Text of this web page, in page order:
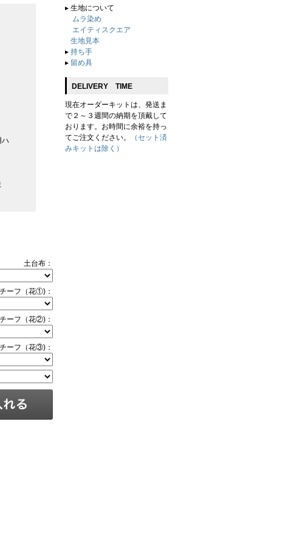
ハ
土台布：
ーフ（花①)：
ーフ（花②)：
ーフ（花③)：
▸ 生地について
ムラ染め
エイティスクエア
生地見本
▸ 持ち手
▸ 留め具
DELIVERY TIME
現在オーダーキットは、発送ま
で２～３週間の納期を頂戴して
おります。お時間に余裕を持っ
てご注文ください。
（セット済
みキットは除く）